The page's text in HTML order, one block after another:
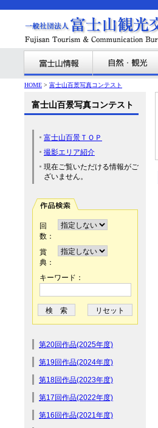
HOME > 富士山百景写真コンテスト
富士山百景写真コンテスト
富士山百景ＴＯＰ
撮影エリア紹介
現在ご覧いただける情報がご
ざいません。
回
数：
賞
典：
キーワード：
第20回作品(2025年度)
第19回作品(2024年度)
第18回作品(2023年度)
第17回作品(2022年度)
第16回作品(2021年度)